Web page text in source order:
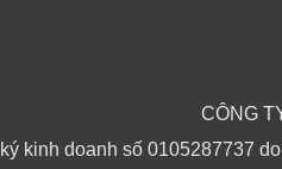
CÔNG
kinh doanh số 0105287737